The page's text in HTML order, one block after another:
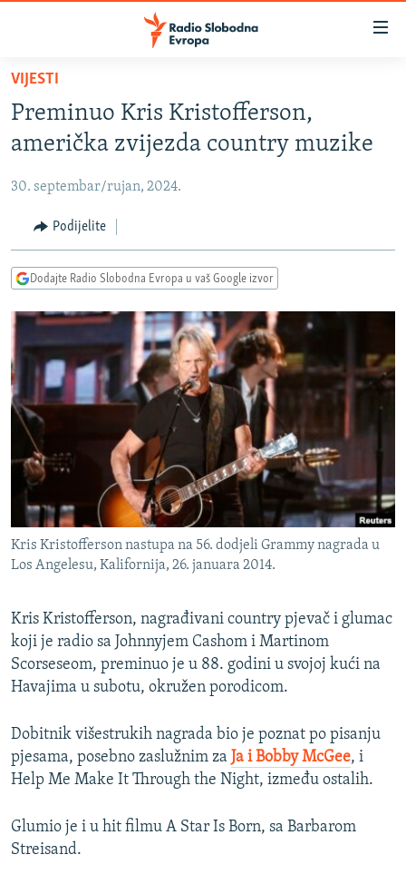
Pređite
glavni
sadržaj
na
navigaciju
Pređite
na
BOSNA I HERCEGOVINA
KOSOVO
CRNA GORA
VIDEO
FOTOGALERIJE
INFOGRAFIKE
PODCASTI
RAT U UKRAJINI
KINA NA BALKANU
RSE PRIČE IZ SVIJETA
ISPRIČAJ MI
DNEVNO@RSE
SPECIJALI RSE
VIŠE OD NASLOVA
GENOCID U SREBRENICI
TV LIBERTY
POST SCRIPTUM
MOJA EVROPA
SVE KARTE DEJTONA
NASTANAK I RASPAD JUGOSLAVIJE
PRATITE NAS
Sve RFE/RL stranice
VIJESTI
Preminuo Kris Kristofferson,
američka zvijezda country muzike
30. septembar/rujan, 2024.
Podijelite
Dodajte Radio Slobodna Evropa u vaš Google izvor
Kris Kristofferson nastupa na 56. dodjeli Grammy nagrada u
Los Angelesu, Kalifornija, 26. januara 2014.
Kris Kristofferson, nagrađivani country pjevač i glumac
koji je radio sa Johnnyjem Cashom i Martinom
Scorseseom, preminuo je u 88. godini u svojoj kući na
Havajima u subotu, okružen porodicom.
Dobitnik višestrukih nagrada bio je poznat po pisanju
pjesama, posebno zaslužnim za Ja i Bobby McGee, i
Help Me Make It Through the Night, između ostalih.
Glumio je i u hit filmu A Star Is Born, sa Barbarom
Streisand.